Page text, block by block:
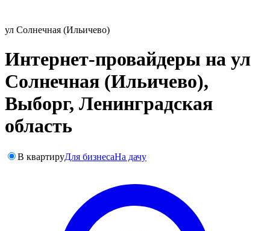
ул Солнечная (Ильичево)
Интернет-провайдеры на ул
Солнечная (Ильичево),
Выборг, Ленинградская
область
В квартируДля бизнесаНа дачу